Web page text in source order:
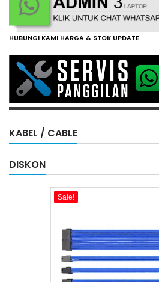
HUBUNGI KAMI HARGA & STOK UPDATE
KABEL / CABLE
DISKON
Sale!